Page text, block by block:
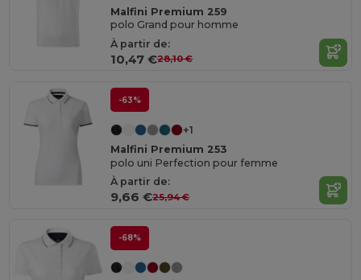
Malfini Premium 259
polo Grand pour homme
À partir de:
10,47 €28,10 €
-63%
+1
Malfini Premium 253
polo uni Perfection pour femme
À partir de:
9,66 €25,94 €
-68%